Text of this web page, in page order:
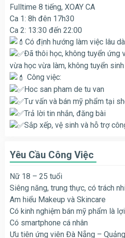
Fulltime 8 tiếng, XOAY CA
Ca 1: 8h đên 17h30
Ca 2: 13:30 đến 22:00
Có định hướng làm việc lâu
Đã thôi học, không tuyển ứng
vừa học vừa làm, không tuyển
Công việc:
Hoc san pham de tu van
Tư vấn và bán mỹ phẩm tại
Trả lời tin nhắn, đăng bài
Sắp xếp, vệ sinh và hỗ trợ
Yêu Cầu Công Việc
Nữ 18 – 25 tuổi
Siêng năng, trung thực, có trách
Am hiểu Makeup và Skincare
Có kinh nghiệm bán mỹ phẩm là
Có smartphone cá nhân
Ưu tiên ứng viên Đà Nẵng –